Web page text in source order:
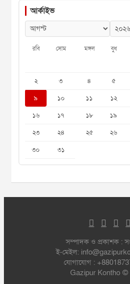
আর্কাইভ
রবি সোম মঙ্গল বুধ
২
৩ ৪ ৫
৯
১০ ১১ ১২
১৬
১৭ ১৮ ১৯
২৩
২৪ ২৫ ২৬
৩০
৩১
সম্পাদক ও প্রকাশক :
ই-মেইল:
যোগাযোগ :
Gazipur Kontho ©